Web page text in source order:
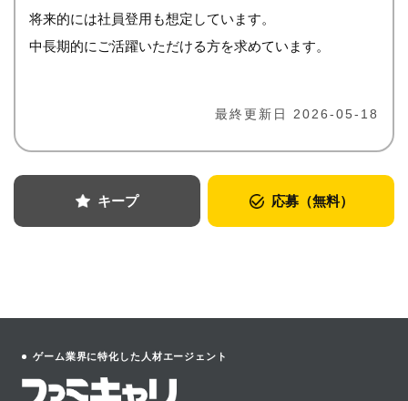
将来的には社員登用も想定しています。
中長期的にご活躍いただける方を求めています。
最終更新日 2026-05-18
キープ 応募（無料）
ゲーム業界に特化した人材エージェント